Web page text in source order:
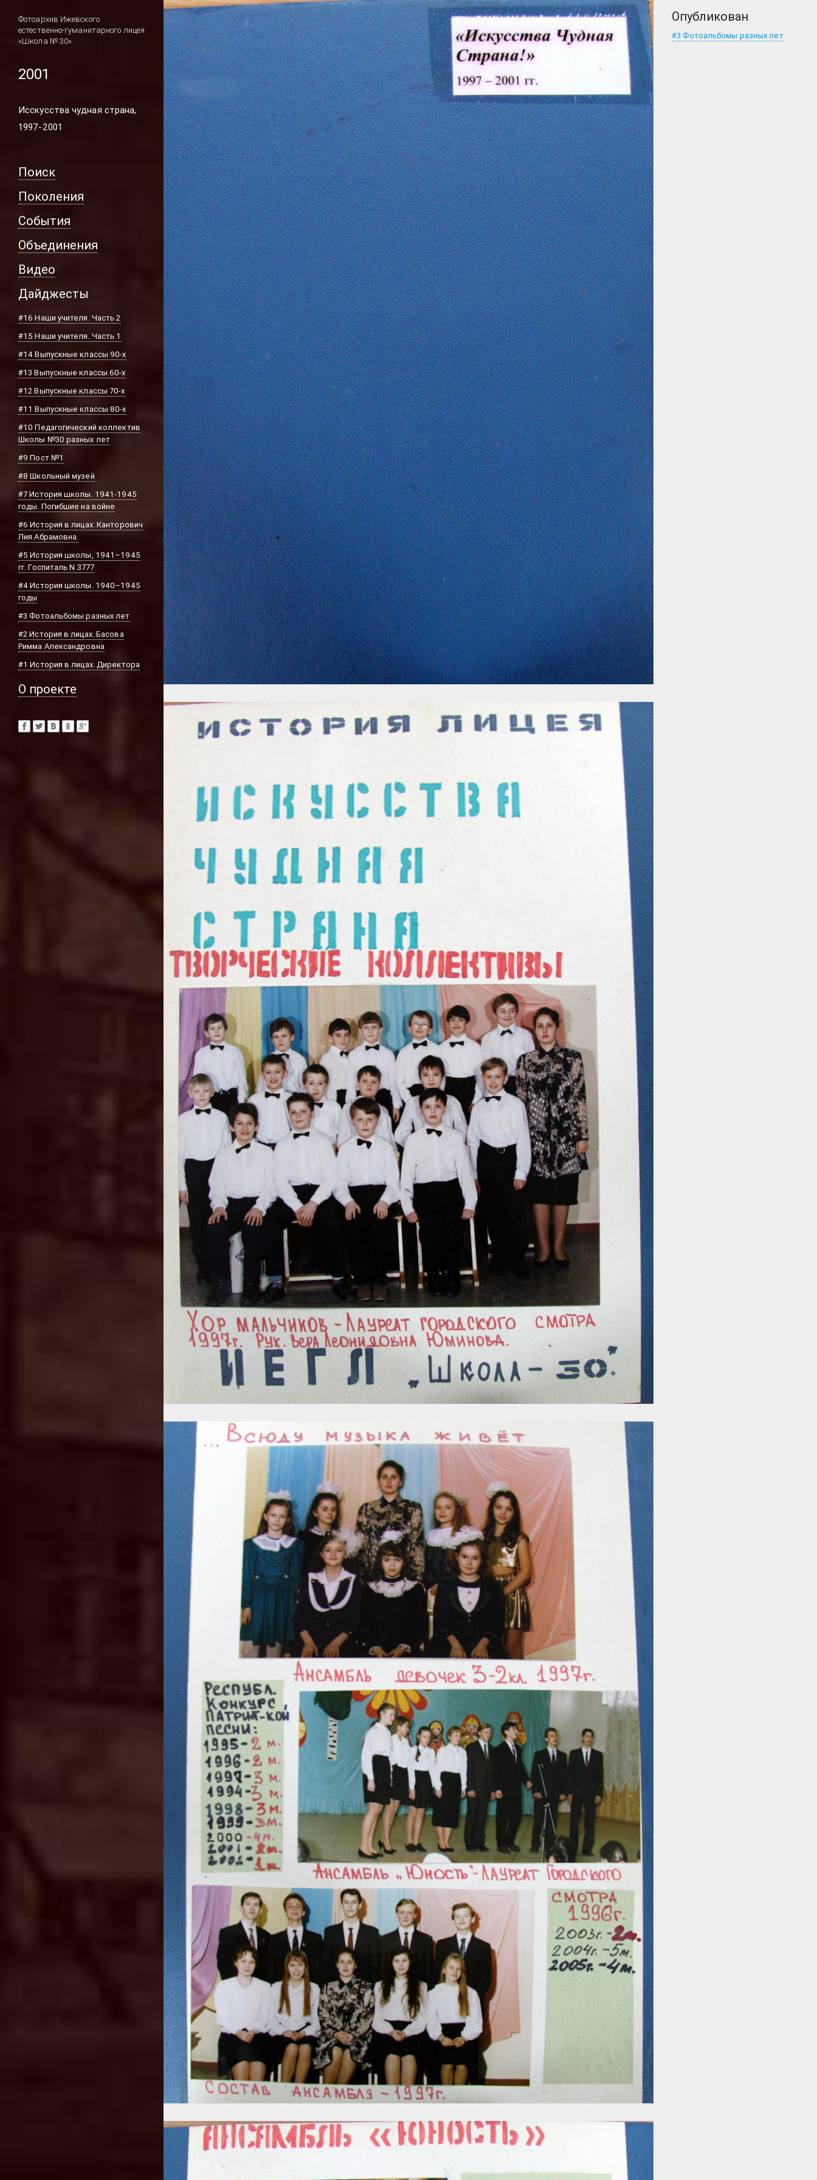
Фотоархив Ижевского
естественно-гуманитарного лицея
«Школа № 30»
2001
Исскусства чудная страна,
1997-2001
Поиск
Поколения
События
Объединения
Видео
Дайджесты
#16 Наши учителя. Часть 2
#15 Наши учителя. Часть 1
#14 Выпускные классы 90-х
#13 Выпускные классы 60-х
#12 Выпускные классы 70-х
#11 Выпускные классы 80-х
#10 Педагогический коллектив
Школы №30 разных лет
#9 Пост №1
#8 Школьный музей
#7 История школы. 1941-1945
годы. Погибшие на войне
#6 История в лицах. Канторович
Лия Абрамовна.
#5 История школы, 1941–1945
гг. Госпиталь N 3777
#4 История школы. 1940–1945
годы
#3 Фотоальбомы разных лет
#2 История в лицах. Басова
Римма Александровна
#1 История в лицах. Директора
О проекте
Опубликован
#3 Фотоальбомы разных лет